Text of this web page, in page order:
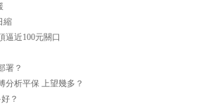
縮
逼近100元關口
署？
分析平保 上望幾多？
？